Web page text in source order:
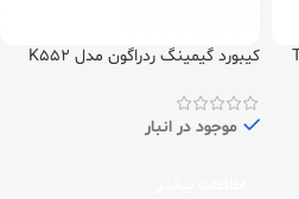
کیبورد گیمینگ ردراگون مدل K552
موجود در انبار